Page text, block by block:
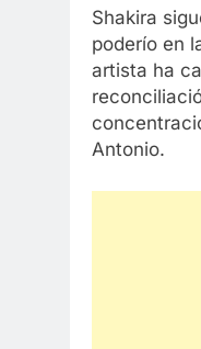
Shakira
poderío en
artista ha
Antonio.